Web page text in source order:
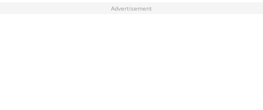
Advertisement